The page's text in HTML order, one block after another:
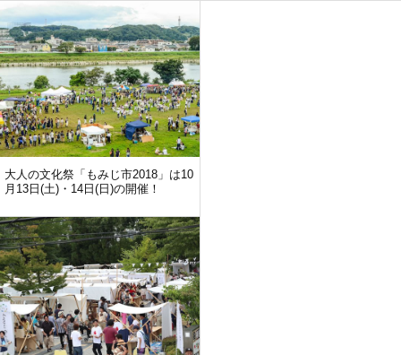
大人の文化祭「もみじ市2018」は10
月13日(土)・14日(日)の開催！